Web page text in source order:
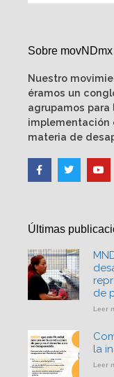
Sobre movNDmx
Nuestro
éramos un
agrupamos
implementación
materia de
Últimas
de
Leer
la
Leer